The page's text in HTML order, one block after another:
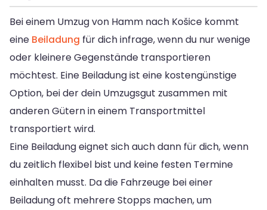
Bei einem Umzug von Hamm nach Košice kommt
eine Beiladung für dich infrage, wenn du nur wenige
oder kleinere Gegenstände transportieren
möchtest. Eine Beiladung ist eine kostengünstige
Option, bei der dein Umzugsgut zusammen mit
anderen Gütern in einem Transportmittel
transportiert wird.
Eine Beiladung eignet sich auch dann für dich, wenn
du zeitlich flexibel bist und keine festen Termine
einhalten musst. Da die Fahrzeuge bei einer
Beiladung oft mehrere Stopps machen, um